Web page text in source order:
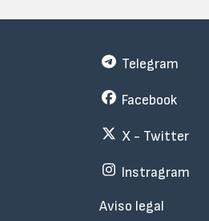
Subfooter
Telegram
Facebook
X - Twitter
Instragram
Aviso legal